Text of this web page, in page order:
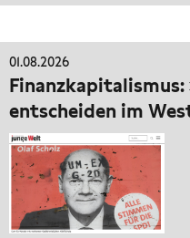
01.08.2026
Finanzkapitalismus:
entscheiden im